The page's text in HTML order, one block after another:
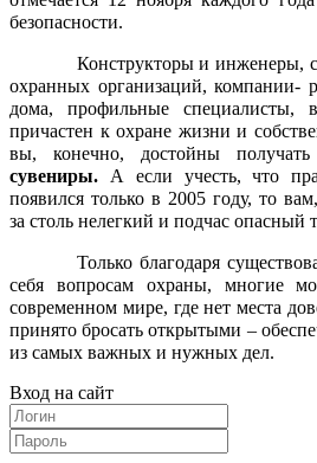
безопасности.
Конструкторы и инженеры,
охранных организаций, компании-
дома, профильные специалисты,
причастен к охране жизни и
вы, конечно, достойны получать
сувениры. А если учесть, что
появился только в 2005 году, то
за столь нелегкий и подчас опасный
Только благодаря
себя вопросам охраны, многие
современном мире, где нет места
принято бросать открытыми –
из самых важных и нужных дел.
Вход на сайт